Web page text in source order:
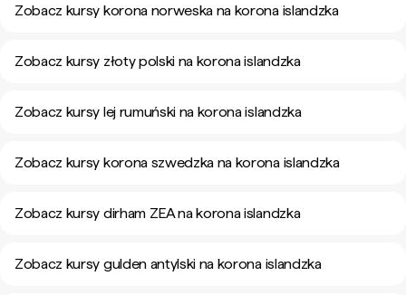
Zobacz kursy korona norweska na korona islandzka
Zobacz kursy złoty polski na korona islandzka
Zobacz kursy lej rumuński na korona islandzka
Zobacz kursy korona szwedzka na korona islandzka
Zobacz kursy dirham ZEA na korona islandzka
Zobacz kursy gulden antylski na korona islandzka